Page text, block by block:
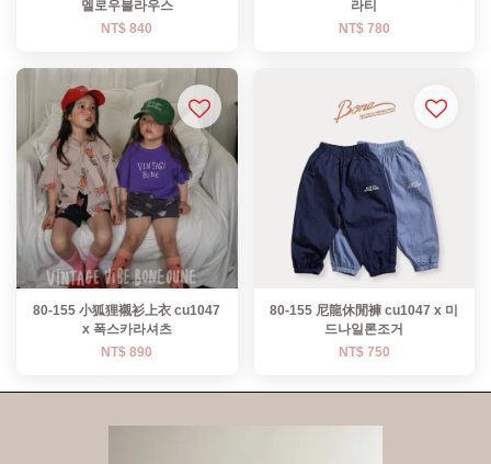
멜로우블라우스
NT$ 840
라티
NT$ 780
80-155 小狐狸襯衫上衣 cu1047
x 폭스카라셔츠
NT$ 890
80-155 尼龍休閒褲 cu1047 x 미
드나일론조거
NT$ 750